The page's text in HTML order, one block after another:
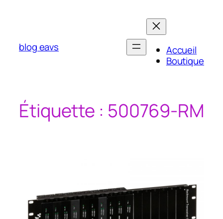
blog eavs
Accueil
Boutique
Étiquette : 500769-RM